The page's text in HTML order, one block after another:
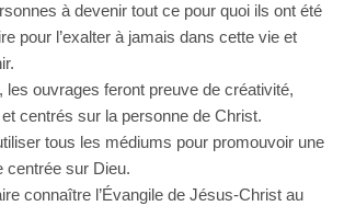
à devenir tout ce pour quoi ils ont été
pour l’exalter à jamais dans cette vie et
les ouvrages feront preuve de créativité,
centrés sur la personne de Christ.
tous les médiums pour promouvoir une
centrée sur Dieu.
connaître l’Évangile de Jésus-Christ au